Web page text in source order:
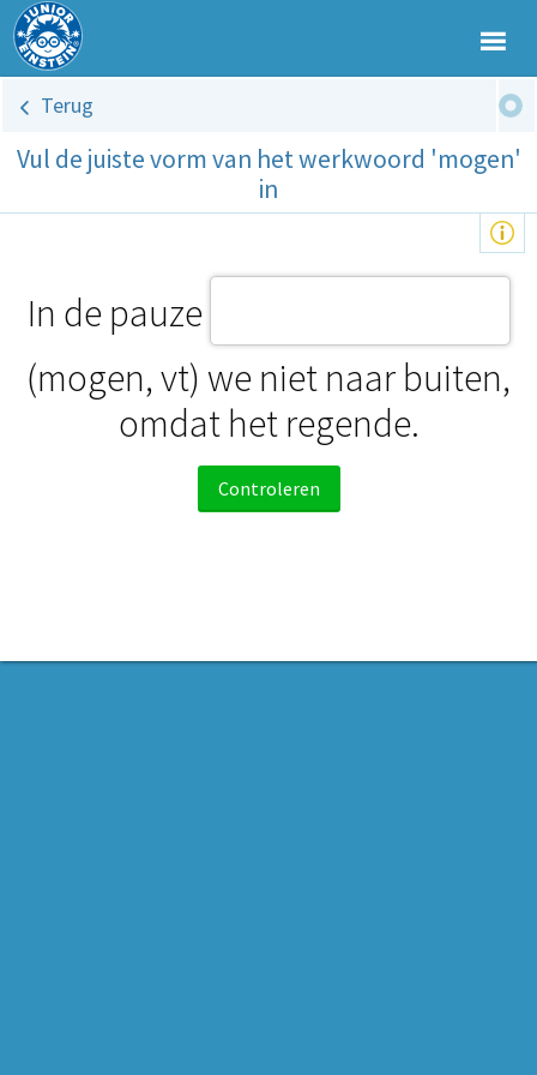
Terug
Vul de juiste vorm van het werkwoord 'mogen'
in
In de pauze
(mogen, vt) we niet naar buiten,
omdat het regende.